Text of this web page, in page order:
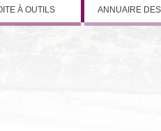
À OUTILS ANNUAIRE